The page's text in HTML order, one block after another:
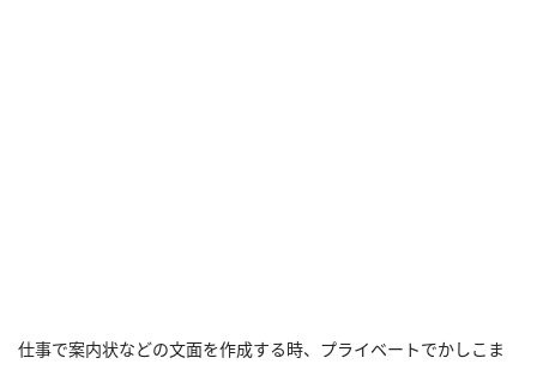
仕事で案内状などの文面を作成する時、プライベートでかしこま